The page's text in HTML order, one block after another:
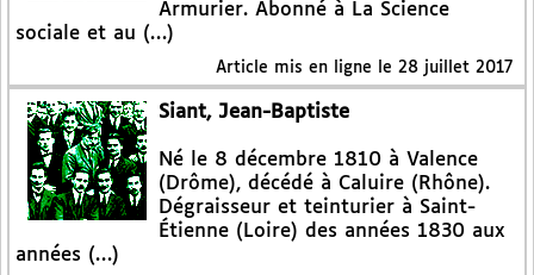
Armurier. Abonné à La Science
sociale et au (…)
Article mis en ligne le 28 juillet 2017
Siant, Jean-Baptiste
Né le 8 décembre 1810 à Valence
(Drôme), décédé à Caluire (Rhône).
Dégraisseur et teinturier à Saint-
Étienne (Loire) des années 1830 aux
années (…)